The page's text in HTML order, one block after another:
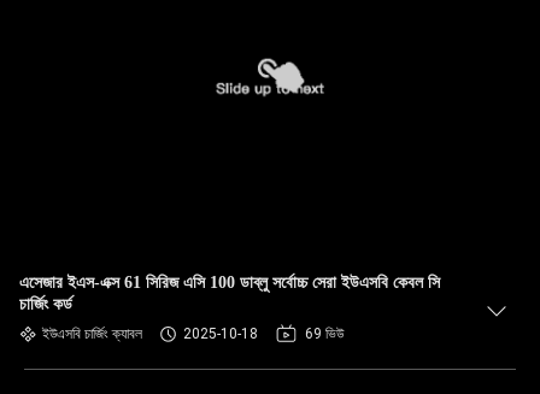
এসেজার ইএস-এক্স 61 সিরিজ এসি 100 ডাব্লু সর্বোচ্চ সেরা ইউএসবি কেবল সি
চার্জিং কর্ড
ইউএসবি চার্জিং ক্যাবল 2025-10-18 69 ভিউ